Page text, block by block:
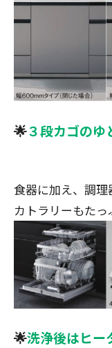
🌟３段カゴのゆ
食器に加え、調理
カトラリーもたっ
🌟洗浄後はヒー